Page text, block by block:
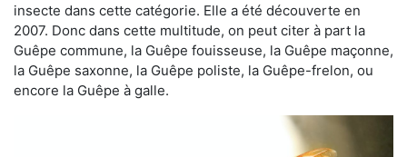
insecte dans cette catégorie. Elle a été découverte en
2007. Donc dans cette multitude, on peut citer à part la
Guêpe commune, la Guêpe fouisseuse, la Guêpe maçonne,
la Guêpe saxonne, la Guêpe poliste, la Guêpe-frelon, ou
encore la Guêpe à galle.